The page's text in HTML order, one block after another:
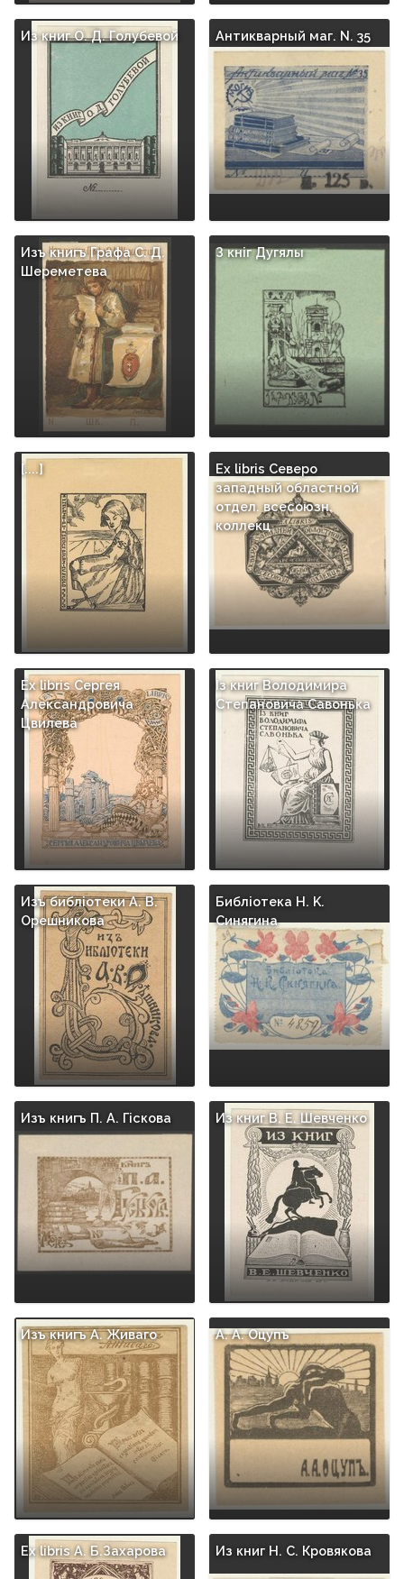
Из книг О. Д. Голубевой Антикварный маг. N. 35
Изъ книгъ Графа С. Д.
Шереметева
З кнiг Дугялы
[....]
Ex libris Северо
западный областной
отдел. всесоюзн.
коллекц
Ex libris Сергея
Александровича
Цвилева
Iз книг Володимира
Степановича Савонька
Изъ библioтеки А. В.
Орешникова
Библioтека Н. K.
Синягина
Изъ книгъ П. A. Гiскова Из книг В. E. Шевченко
Изъ книгъ А. Живаго A. A. Оцупъ
Ex libris A. Б.Захарова Из книг Н. С. Кровякова